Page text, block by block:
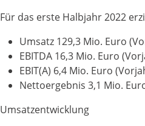
Für das erste Halbjahr 2022
Umsatz 129,3 Mio. Euro
EBITDA 16,3 Mio. Euro
EBIT(A) 6,4 Mio. Euro
Nettoergebnis 3,1 Mio.
Umsatzentwicklung